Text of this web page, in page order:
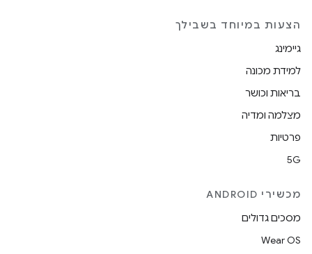
הצעות במיוחד בשבילך
גיימינג
למידת מכונה
בריאות וכושר
מצלמה ומדיה
פרטיות
5G
מכשירי ANDROID
מסכים גדולים
Wear OS